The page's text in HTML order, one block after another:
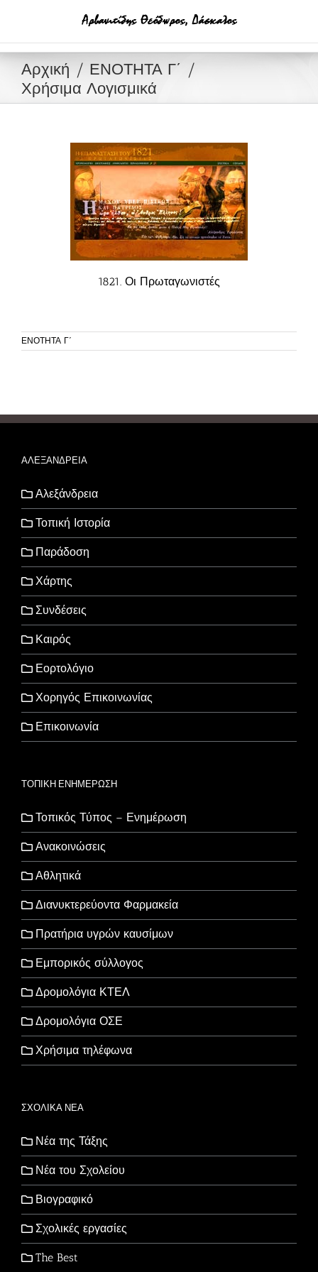
Αρχική
ΕΝΟΤΗΤΑ Γ΄
Χρήσιμα Λογισμικά
1821. Οι Πρωταγωνιστές
ΕΝΟΤΗΤΑ Γ΄
ΑΛΕΞΑΝΔΡΕΙΑ
Αλεξάνδρεια
Τοπική Ιστορία
Παράδοση
Χάρτης
Συνδέσεις
Καιρός
Εορτολόγιο
Χορηγός Επικοινωνίας
Επικοινωνία
ΤΟΠΙΚΗ ΕΝΗΜΕΡΩΣΗ
Τοπικός Τύπος – Ενημέρωση
Ανακοινώσεις
Αθλητικά
Διανυκτερεύοντα Φαρμακεία
Πρατήρια υγρών καυσίμων
Εμπορικός σύλλογος
Δρομολόγια ΚΤΕΛ
Δρομολόγια ΟΣΕ
Χρήσιμα τηλέφωνα
ΣΧΟΛΙΚΑ ΝΕΑ
Νέα της Τάξης
Νέα του Σχολείου
Βιογραφικό
Σχολικές εργασίες
The Best